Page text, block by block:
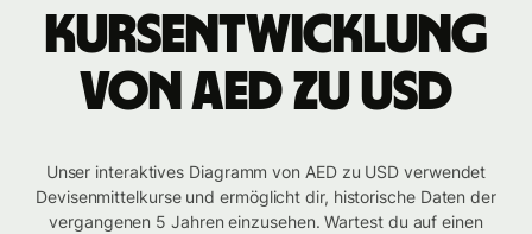
Kursentwicklung
von AED zu USD
Unser interaktives Diagramm von AED zu USD verwendet
Devisenmittelkurse und ermöglicht dir, historische Daten der
vergangenen 5 Jahren einzusehen. Wartest du auf einen